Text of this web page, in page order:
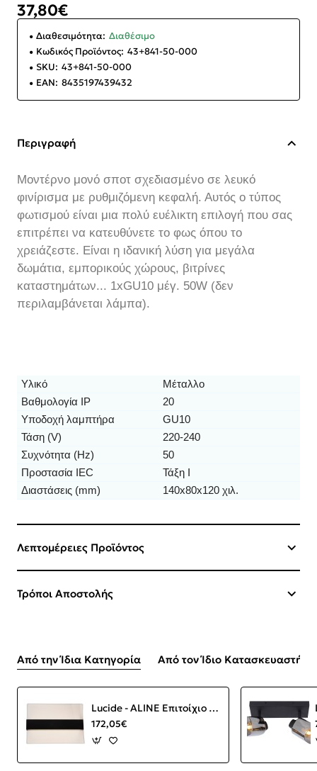
37,80€
Διαθεσιμότητα: Διαθέσιμο
Κωδικός Προϊόντος: 43+841-50-000
SKU: 43+841-50-000
EAN: 8435197439432
Περιγραφή
Μοντέρνο μονό σποτ σχεδιασμένο σε λευκό
φινίρισμα με ρυθμιζόμενη κεφαλή. Αυτός ο τύπος
φωτισμού είναι μια πολύ ευέλικτη επιλογή που σας
επιτρέπει να κατευθύνετε το φως όπου το
χρειάζεστε. Είναι η ιδανική λύση για μεγάλα
δωμάτια, εμπορικούς χώρους, βιτρίνες
καταστημάτων... 1xGU10 μέγ. 50W (δεν
περιλαμβάνεται λάμπα).
Υλικό
Μέταλλο
Βαθμολογία IP
20
Υποδοχή λαμπτήρα
GU10
Τάση (V)
220-240
Συχνότητα (Hz)
50
Προστασία IEC
Τάξη Ι
Διαστάσεις (mm)
140x80x120 χιλ.
Λεπτομέρειες Προϊόντος
Τρόποι Αποστολής
Από την Ίδια Κατηγορία Από τον Ίδιο Κατασκευαστή
Lucide - ALINE Επιτοίχιο Φωτιστικό LED Διάφανο, Μαύρο Ματ 3000 K
172,05€